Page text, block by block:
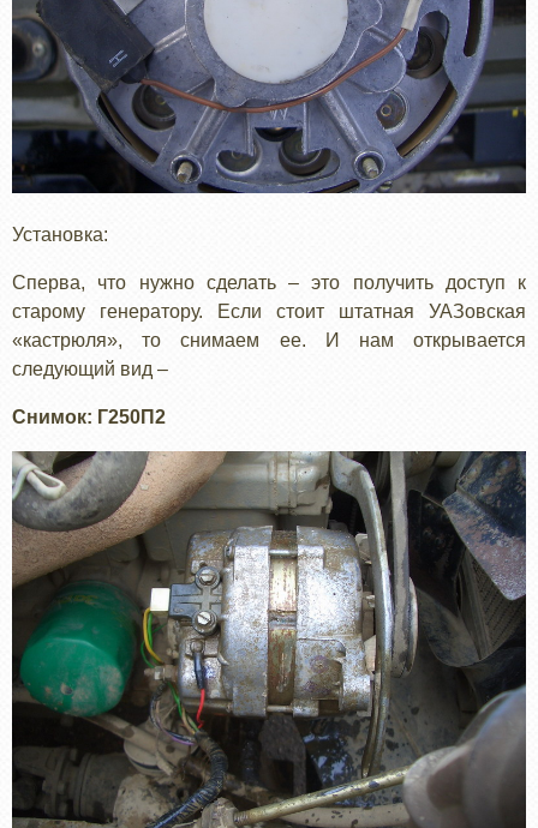
Установка:
Сперва, что нужно сделать – это получить доступ к
старому генератору. Если стоит штатная УАЗовская
«кастрюля», то снимаем ее. И нам открывается
следующий вид –
Снимок: Г250П2